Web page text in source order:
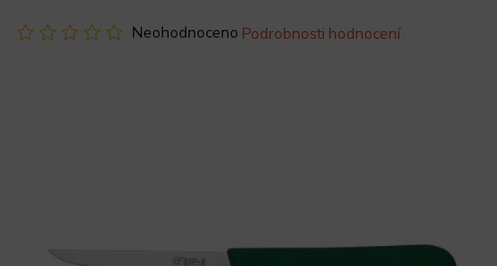
Neohodnoceno Podrobnosti hodnocení